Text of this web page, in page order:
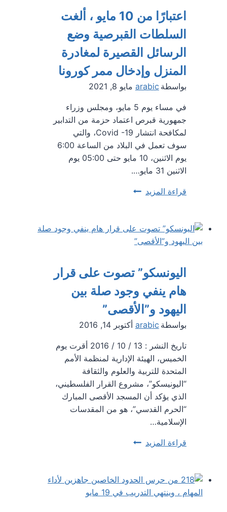
اعتبارًا من 10 مايو ، ألغت
السلطات القبرصية وضع
الرسائل القصيرة لمغادرة
المنزل وإدخال ممر كورونا
بواسطة arabic مايو 8, 2021
في مساء يوم 5 مايو، ومجلس وزراء
جمهورية قبرص اعتماد حزمة من التدابير
لمكافحة انتشار Covid -19، والتي
سوف تعمل في البلاد من الساعة 6:00
يوم الاثنين، 10 مايو حتى 05:00 يوم
الاثنين 31 مايو….
قراءة المزيد اعتبارًا
مايو
،
السلطات
القبرصية
وضع
الرسائل
القصيرة
لمغادرة
المنزل
وإدخال
ممر
كورونا
اليونسكو” تصوت على قرار
هام ينفي وجود صلة بين
اليهود و”الأقصى”
بواسطة arabic أكتوبر 14, 2016
تاريخ النشر : 13 / 10 / 2016 أقرت يوم
الخميس، الهيئة الإدارية لمنظمة الأمم
المتحدة للتربية والعلوم والثقافة
“اليونيسكو”، مشروع القرار الفلسطيني،
الذي يؤكد أن المسجد الأقصى المبارك
“الحرم القدسي”، هو من المقدسات
الإسلامية…
قراءة المزيد اليونسكو”
قرار
هام